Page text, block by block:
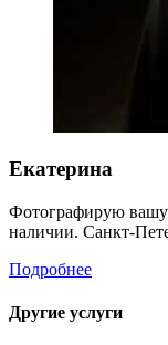
Екатерина
Фотографирую
наличии. Санкт-
Подробнее
Другие услуги